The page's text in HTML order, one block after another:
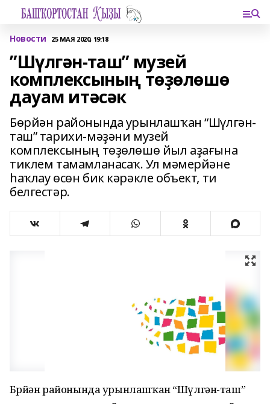
Новости 25 МАЯ 2020, 19:18
”Шүлгән-таш” музей
комплексының төҙөлөшө
дауам итәсәк
Бөрйән районында урынлашҡан “Шүлгән-
таш” тарихи-мәҙәни музей
комплексының төҙөлөшө йыл аҙағына
тиклем тамамланасаҡ. Ул мәмерйәне
һаҡлау өсөн бик кәрәкле объект, ти
белгестәр.
Бөрйән районында урынлашҡан “Шүлгән-таш”